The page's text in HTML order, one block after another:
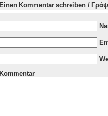
Einen Kommentar schreiben /
Kommentar